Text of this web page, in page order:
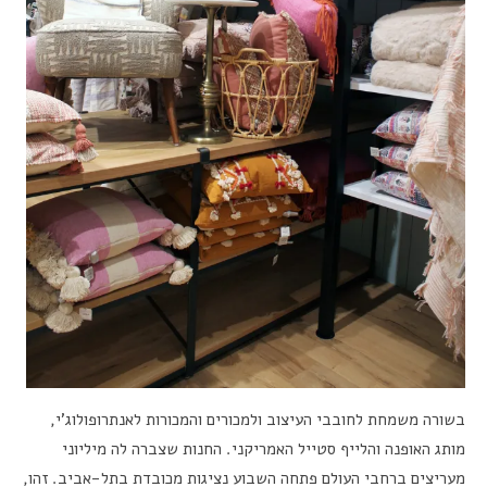
בשורה משמחת לחובבי העיצוב ולמכורים והמכורות לאנתרופולוג’י,
מותג האופנה והלייף סטייל האמריקני. החנות שצברה לה מיליוני
מעריצים ברחבי העולם פתחה השבוע נציגות מכובדת בתל-אביב. זהו,